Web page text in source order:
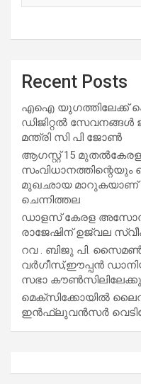
Recent Posts
എഐ യുഗത്തിലേക്ക്
ഡിജിറ്റൽ സേവനങ്ങൾ
മന്ത്രി സി പി ജോൺ
ആഗസ്റ്റ് 15
മുഖഛായ മാറുകയാണ് :
ചെന്നിത്തല
ഡാളസ് കേരള
രാജേഷിന് ഉജ്വല
റവ . ബിജു പി.
വർഗീസ്,ഈപ്പൻ
സഭാ കൗൺസിലിലേക്കു
മെക്സിക്കോയിൽ ലൈവ്
ഇൻഫ്ലുവൻസർ